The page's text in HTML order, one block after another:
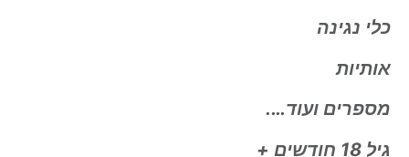
כלי נגינה
אותיות
מספרים ועוד….
גיל 18 חודשים +